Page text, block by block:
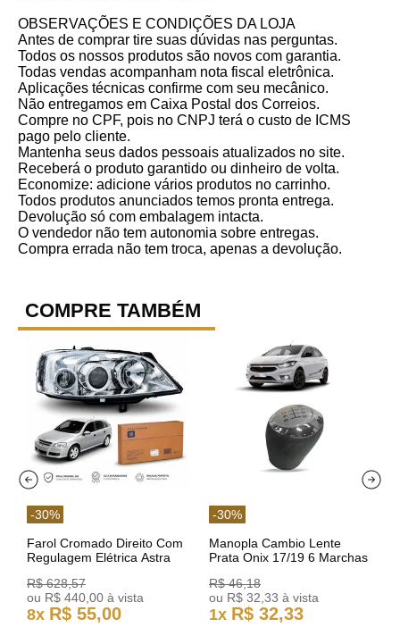
OBSERVAÇÕES E CONDIÇÕES DA LOJA
Antes de comprar tire suas dúvidas nas perguntas.
Todos os nossos produtos são novos com garantia.
Todas vendas acompanham nota fiscal eletrônica.
Aplicações técnicas confirme com seu mecânico.
Não entregamos em Caixa Postal dos Correios.
Compre no CPF, pois no CNPJ terá o custo de ICMS
pago pelo cliente.
Mantenha seus dados pessoais atualizados no site.
Receberá o produto garantido ou dinheiro de volta.
Economize: adicione vários produtos no carrinho.
Todos produtos anunciados temos pronta entrega.
Devolução só com embalagem intacta.
O vendedor não tem autonomia sobre entregas.
Compra errada não tem troca, apenas a devolução.
COMPRE TAMBÉM
-30%
Farol Cromado Direito Com
Regulagem Elétrica Astra
R$ 628,57
ou R$ 440 00 à vista
8x R$ 55,00
-30%
Manopla Cambio Lente
Prata Onix 17/19 6 Marchas
R$ 46,18
ou R$ 32 33 à vista
1x R$ 32,33